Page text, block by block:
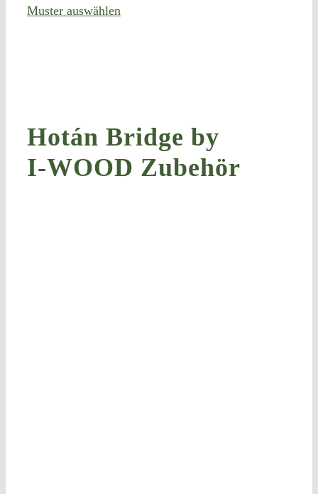
Mus­ter auswählen
Hotán Bridge by
I‑WOOD Zubehör